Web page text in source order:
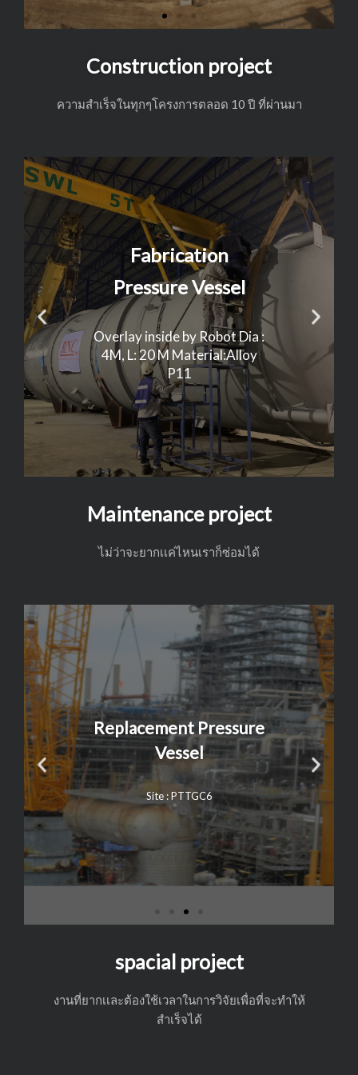
i
Construction project
ความสำเร็จในทุกๆโครงการตลอด 10 ปี ที่ผ่านมา
Fabrication
Pressure Vessel
Overlay inside by Robot Dia :
4M, L: 20 M Material:Alloy
P11
P
r
e
i
N
t
Maintenance project
ไม่ว่าจะยากเเค่ไหนเราก็ซ่อมได้
Replacement Pressure
Vessel
Site : PTTGC6
P
r
e
v
i
N
e
x
t
spacial project
งานที่ยากเเละต้องใช้เวลาในการวิจัยเพื่อที่จะทำให้
สำเร็จได้